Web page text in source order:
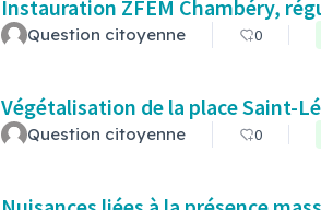
Instauration ZFEM Chambéry,
Question citoyenne 0
Végétalisation de la place Saint-
Question citoyenne 0